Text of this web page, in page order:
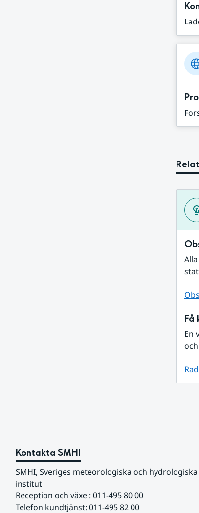
Få
En
Kontakta SMHI
SMHI, Sveriges meteorologiska och hydrologiska
institut
Reception och växel: 011-495 80 00
Telefon kundtjänst: 011-495 82 00